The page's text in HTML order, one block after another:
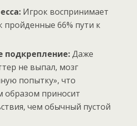
Игрок воспринимает
пройденные 66% пути к
подкрепление:Даже
не выпал, мозг
попытку», что
образом приносит
чем обычный пустой